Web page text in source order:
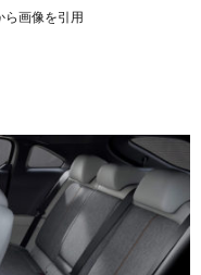
画像を引用